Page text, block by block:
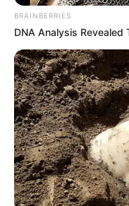
pénzügyi
A tét óriási. A
Magyarország
2600 milliárd
tőkealapokba. Ez
kórházakat lehetne
rendbe tenni,
megfizetni, vagy
BRAINBERRIES
DNA Analysis